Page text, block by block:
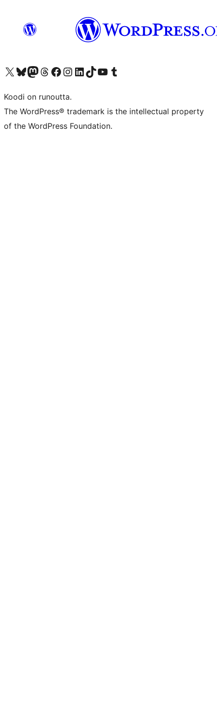
Visit our X (formerly Twitter) account
Visit our Bluesky account
Visit our Mastodon account
Visit our Threads account
Visit our Facebook page
Visit our Instagram account
Visit our LinkedIn account
Visit our TikTok account
Näytä YouTube-kanava
Visit our Tumblr account
Koodi on runoutta.
The WordPress® trademark is the intellectual property
of the WordPress Foundation.